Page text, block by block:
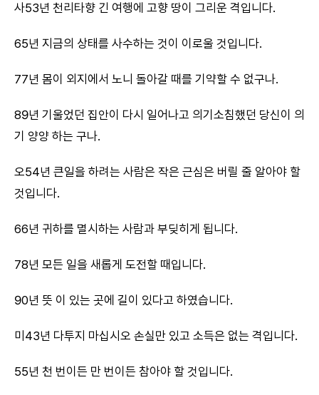
사53년 천리타향 긴 여행에 고향 땅이 그리운 격입니다.
65년 지금의 상태를 사수하는 것이 이로울 것입니다.
77년 몸이 외지에서 노니 돌아갈 때를 기약할 수 없구나.
89년 기울었던 집안이 다시 일어나고 의기소침했던 당신이 의
기 양양 하는 구나.
오54년 큰일을 하려는 사람은 작은 근심은 버릴 줄 알아야 할
것입니다.
66년 귀하를 멸시하는 사람과 부딪히게 됩니다.
78년 모든 일을 새롭게 도전할 때입니다.
90년 뜻 이 있는 곳에 길이 있다고 하였습니다.
미43년 다투지 마십시오 손실만 있고 소득은 없는 격입니다.
55년 천 번이든 만 번이든 참아야 할 것입니다.